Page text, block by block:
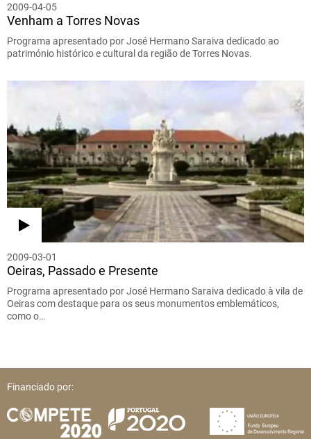
2009-04-05
Venham a Torres Novas
Programa apresentado por José Hermano Saraiva dedicado ao
património histórico e cultural da região de Torres Novas.
2009-03-01
Oeiras, Passado e Presente
Programa apresentado por José Hermano Saraiva dedicado à vila de
Oeiras com destaque para os seus monumentos emblemáticos,
como o…
Financiado por: